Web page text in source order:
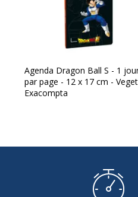
Agenda Dragon Ball S - 1
par page - 12 x 17 cm -
Exacompta